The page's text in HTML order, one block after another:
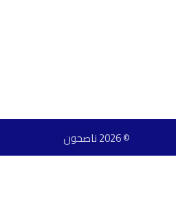
© 2026 ناصحون